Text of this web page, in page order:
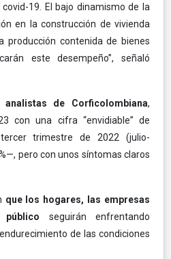
19. El bajo dinamismo de la
en la construcción de vivienda
producción contenida de bienes
este desempeño”, señaló
de Corficolombiana,
con una cifra “envidiable” de
trimestre de 2022 (julio-
pero con unos síntomas claros
que los hogares, las empresas
seguirán enfrentando
de las condiciones